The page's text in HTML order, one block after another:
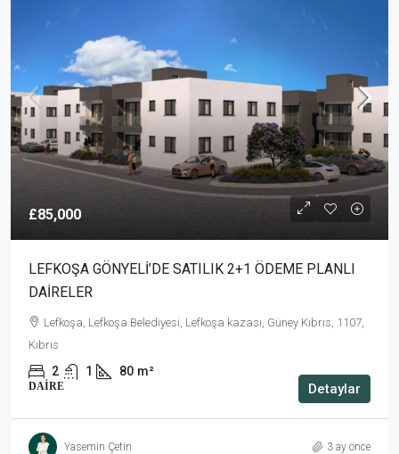
£85,000
LEFKOŞA GÖNYELİ’DE SATILIK 2+1 ÖDEME PLANLI
DAİRELER
Lefkoşa, Lefkoşa Belediyesi, Lefkoşa kazası, Güney Kıbrıs, 1107,
Kıbrıs
2 1 80 m²
DAIRE Detaylar
Yasemin Çetin 3 ay önce